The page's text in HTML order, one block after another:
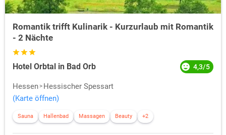
Romantik trifft Kulinarik - Kurzurlaub mit Romantik
- 2 Nächte
Hotel Orbtal in Bad Orb 4,3/5
Hessen
Hessischer Spessart
(Karte öffnen)
Sauna Hallenbad Massagen Beauty +2